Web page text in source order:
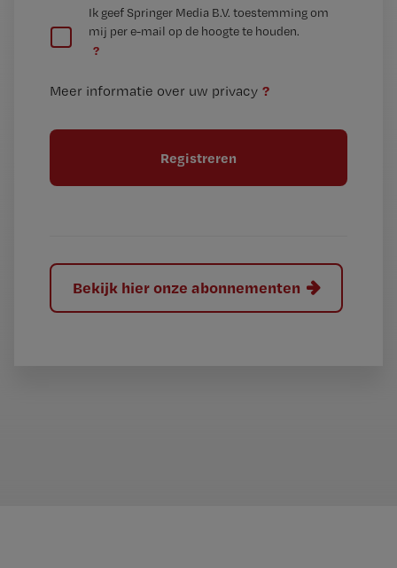
t
e
t
t
l
Ik geef Springer Media B.V. toestemming om
mij per e-mail op de hoogte te houden.
?
Meer informatie over uw privacy ?
Bekijk hier onze abonnementen